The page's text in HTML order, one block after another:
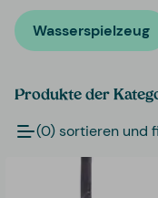
Wasserspielzeug
Produkte der
(0) sortieren und